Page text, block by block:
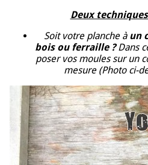
Deux
Soit votre planche àun
bois ou ferraille ?Dans
poser vos moules sur un
mesure (Photo ci-